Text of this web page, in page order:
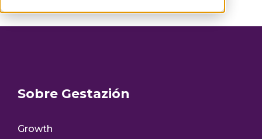
Sobre Gestazión
Growth